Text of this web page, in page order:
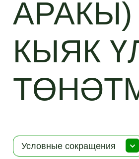
АРАКЫ)
КЫЯК
Условные сокращения